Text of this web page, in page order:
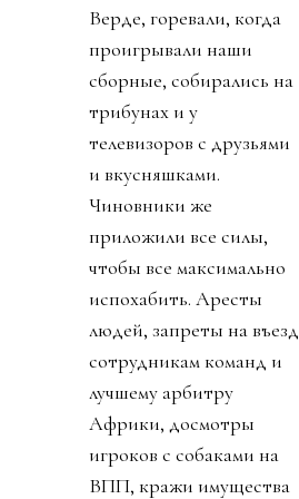
Верде, горевали, когда
проигрывали наши
сборные, собирались на
трибунах и у
телевизоров с друзьями
и вкусняшками.
Чиновники же
приложили все силы,
чтобы все максимально
испохабить. Аресты
людей, запреты на въезд
сотрудникам команд и
лучшему арбитру
Африки, досмотры
игроков с собаками на
ВПП, кражи имущества